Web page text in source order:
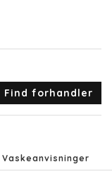
Find forhandler
Vaskeanvisninger